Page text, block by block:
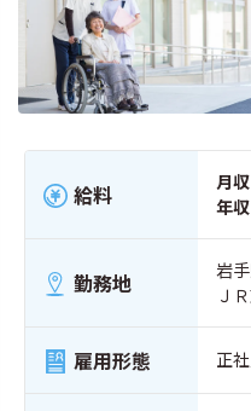
給料 月収
年収
勤務地
岩
Ｊ
雇用形態 正